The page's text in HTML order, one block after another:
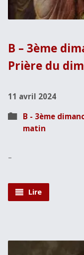
B – 3ème
Prière du
11 avril 2024
B - 3ème
matin
–
Lire